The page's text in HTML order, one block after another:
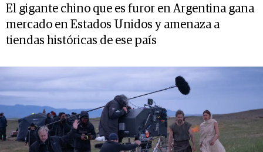
El gigante chino que es furor en Argentina gana
mercado en Estados Unidos y amenaza a
tiendas históricas de ese país